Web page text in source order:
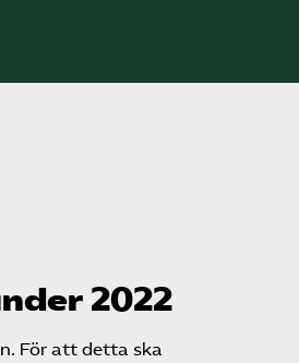
2022
För att detta ska